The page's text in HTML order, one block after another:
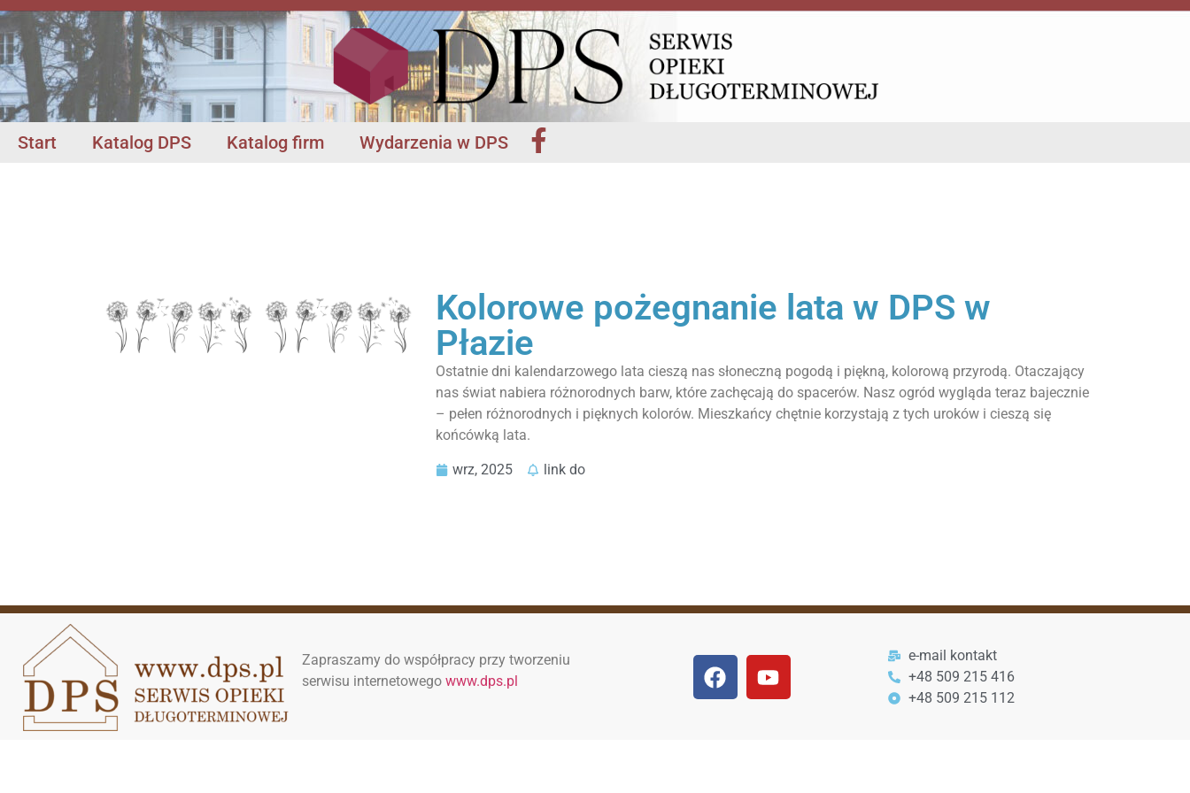
Start Katalog DPS Katalog firm Wydarzenia w DPS
Kolorowe pożegnanie lata w DPS w
Płazie
Ostatnie dni kalendarzowego lata cieszą nas słoneczną pogodą i piękną, kolorową przyrodą. Otaczający
nas świat nabiera różnorodnych barw, które zachęcają do spacerów. Nasz ogród wygląda teraz bajecznie
– pełen różnorodnych i pięknych kolorów. Mieszkańcy chętnie korzystają z tych uroków i cieszą się
końcówką lata.
wrz, 2025 link do
Zapraszamy do współpracy przy tworzeniu
serwisu internetowego www.dps.pl
e-mail kontakt
+48 509 215 416
+48 509 215 112